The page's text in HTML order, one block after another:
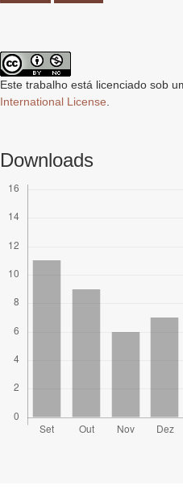
Este trabalho está licenciado sob
International License
Downloads